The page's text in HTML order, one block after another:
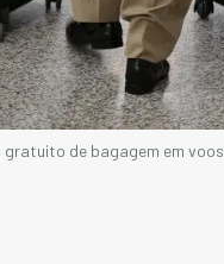
de bagagem em voos